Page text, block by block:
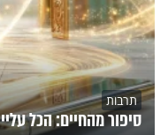
תרבות
סיפור מהחיים: הכל עליי